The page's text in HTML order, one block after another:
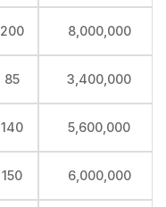
200 8,000,000
85 3,400,000
140 5,600,000
150 6,000,000